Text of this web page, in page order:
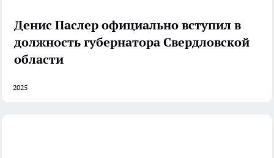
Денис Паслер официально вступил в
должность губернатора Свердловской
области
2025